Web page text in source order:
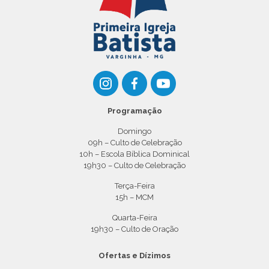
Programação
Domingo
09h – Culto de Celebração
10h – Escola Bíblica Dominical
19h30 – Culto de Celebração
Terça-Feira
15h – MCM
Quarta-Feira
19h30 – Culto de Oração
Ofertas e Dízimos